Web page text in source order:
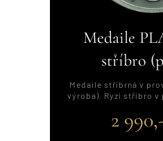
Medaile
stříbro
Medaile stříbrná v
výroba). Ryzí stříbro v
2